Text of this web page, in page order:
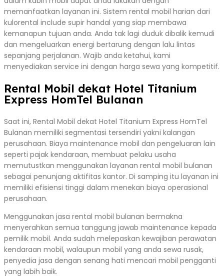
memanfaatkan layanan ini. Sistem rental mobil harian dari
kulorental include supir handal yang siap membawa
kemanapun tujuan anda. Anda tak lagi duduk dibalik kemudi
dan mengeluarkan energi bertarung dengan lalu lintas
sepanjang perjalanan. Wajib anda ketahui, kami
menyediakan service ini dengan harga sewa yang kompetitif.
Rental Mobil dekat Hotel Titanium
Express HomTel Bulanan
Saat ini, Rental Mobil dekat Hotel Titanium Express HomTel
Bulanan memiliki segmentasi tersendiri yakni kalangan
perusahaan. Biaya maintenance mobil dan pengeluaran lain
seperti pajak kendaraan, membuat pelaku usaha
memutustkan menggunakan layanan rental mobil bulanan
sebagai penunjang aktifitas kantor. Di samping itu layanan ini
memiliki efisiensi tinggi dalam menekan biaya operasional
perusahaan.
Menggunakan jasa rental mobil bulanan bermakna
menyerahkan semua tanggung jawab maintenance kepada
pemilik mobil. Anda sudah melepaskan kewajiban perawatan
kendaraan mobil, walaupun mobil yang anda sewa rusak,
penyedia jasa dengan senang hati mencari mobil pengganti
yang labih baik.